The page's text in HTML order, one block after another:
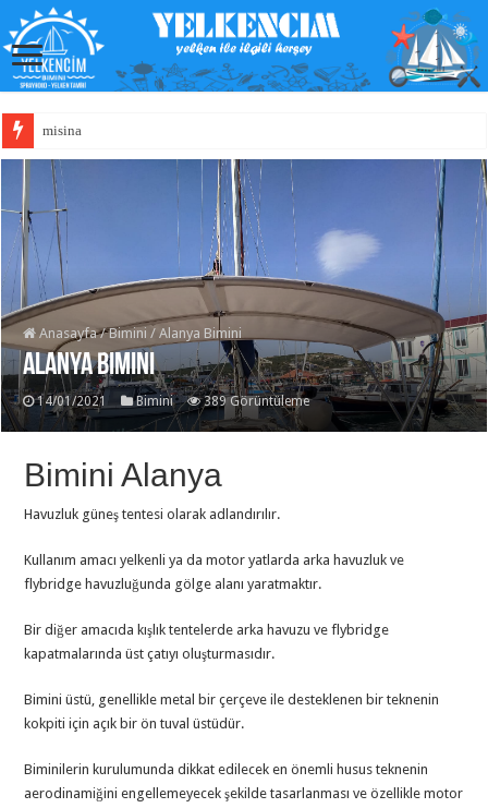
misina
Anasayfa / Bimini / Alanya Bimini
Alanya Bimini
14/01/2021 Bimini 389 Görüntüleme
Bimini Alanya
Havuzluk güneş tentesi olarak adlandırılır.
Kullanım amacı yelkenli ya da motor yatlarda arka havuzluk ve
flybridge havuzluğunda gölge alanı yaratmaktır.
Bir diğer amacıda kışlık tentelerde arka havuzu ve flybridge
kapatmalarında üst çatıyı oluşturmasıdır.
Bimini üstü, genellikle metal bir çerçeve ile desteklenen bir teknenin
kokpiti için açık bir ön tuval üstüdür.
Biminilerin kurulumunda dikkat edilecek en önemli husus teknenin
aerodinamiğini engellemeyecek şekilde tasarlanması ve özellikle motor